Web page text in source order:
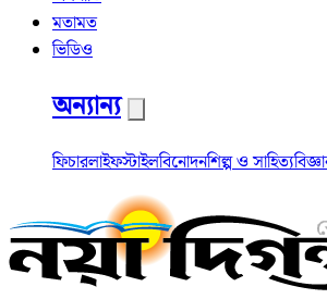
মতামত
ভিডিও
অন্যান্য
ফিচারলাইফস্টাইলবিনোদনশিল্প ও সাহিত্য